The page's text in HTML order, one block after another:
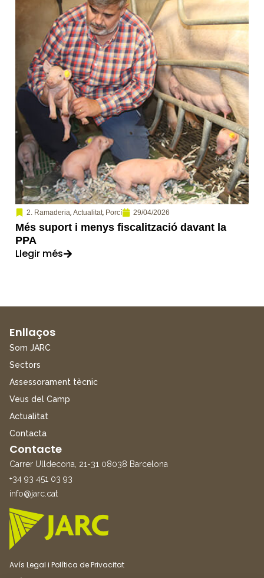
2. Ramaderia, Actualitat, Porcí 29/04/2026
Més suport i menys fiscalització davant la
PPA
Llegir més
Enllaços
Som JARC
Sectors
Assessorament tècnic
Veus del Camp
Actualitat
Contacta
Contacte
Carrer Ulldecona, 21-31 08038 Barcelona
+34 93 451 03 93
info@jarc.cat
Avís Legal i Política de Privacitat